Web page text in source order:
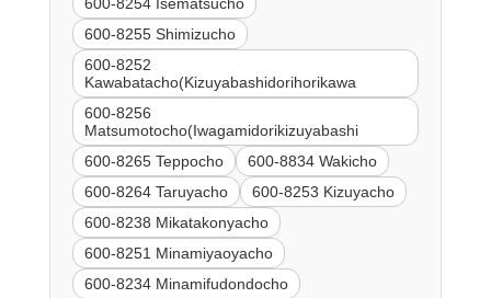
600-8255 Shimizucho
600-8252
Kawabatacho(Kizuyabashidorihorikawa
600-8256
Matsumotocho(Iwagamidorikizuyabashi
600-8265 Teppocho
600-8834 Wakicho
600-8264 Taruyacho
600-8253 Kizuyacho
600-8238 Mikatakonyacho
600-8251 Minamiyaoyacho
600-8234 Minamifudondocho